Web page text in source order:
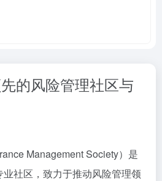
的风险管理社区与
Management Society）是
社区，致力于推动风险管理领